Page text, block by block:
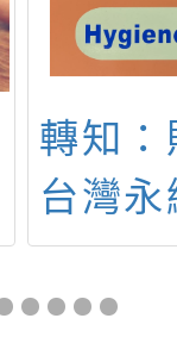
轉知
台灣
究基